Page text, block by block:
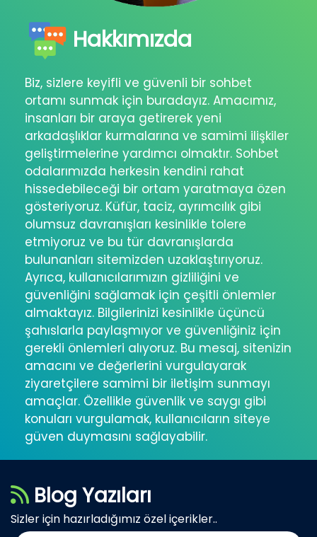
Hakkımızda
Biz, sizlere keyifli ve güvenli bir sohbet
ortamı sunmak için buradayız. Amacımız,
insanları bir araya getirerek yeni
arkadaşlıklar kurmalarına ve samimi ilişkiler
geliştirmelerine yardımcı olmaktır. Sohbet
odalarımızda herkesin kendini rahat
hissedebileceği bir ortam yaratmaya özen
gösteriyoruz. Küfür, taciz, ayrımcılık gibi
olumsuz davranışları kesinlikle tolere
etmiyoruz ve bu tür davranışlarda
bulunanları sitemizden uzaklaştırıyoruz.
Ayrıca, kullanıcılarımızın gizliliğini ve
güvenliğini sağlamak için çeşitli önlemler
almaktayız. Bilgilerinizi kesinlikle üçüncü
şahıslarla paylaşmıyor ve güvenliğiniz için
gerekli önlemleri alıyoruz. Bu mesaj, sitenizin
amacını ve değerlerini vurgulayarak
ziyaretçilere samimi bir iletişim sunmayı
amaçlar. Özellikle güvenlik ve saygı gibi
konuları vurgulamak, kullanıcıların siteye
güven duymasını sağlayabilir.
Blog Yazıları
Sizler için hazırladığımız özel içerikler..